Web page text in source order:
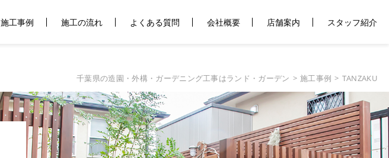
施工事例 施工の流れ よくある質問 会社概要 店舗案内 スタッフ紹介
千葉県の造園・外構・ガーデニング工事はランド・ガーデン 施工事例 TANZAKU